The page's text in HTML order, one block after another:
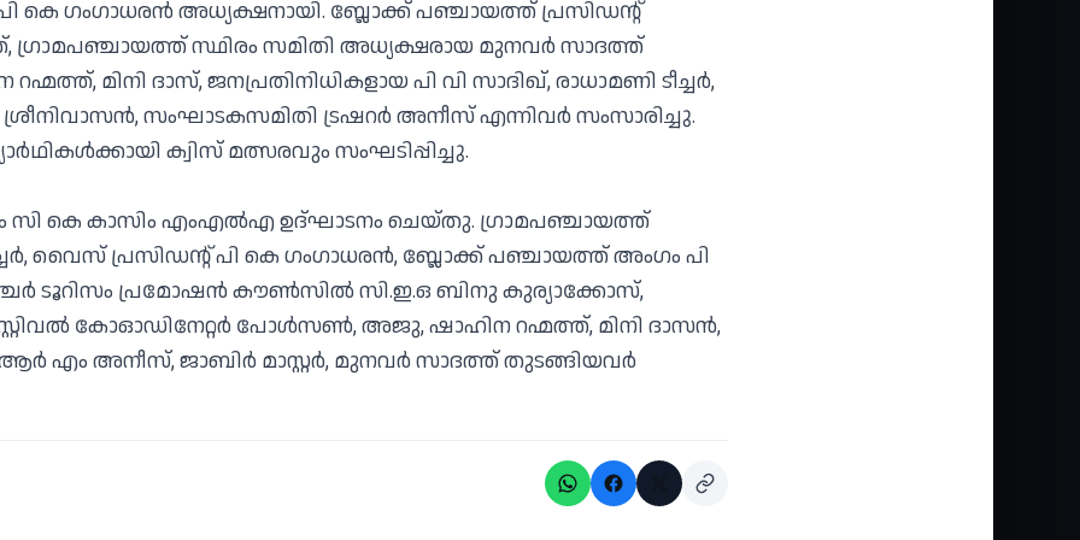
കെ ഗംഗാധരന്‍ അധ്യക്ഷനായി. ബ്ലോക്ക് പഞ്ചായത്ത് പ്രസിഡന്റ്
സ്ഥിരം സമിതി അധ്യക്ഷരായ മുനവർ സാദത്ത്
മിനി ദാസ്, ജനപ്രതിനിധികളായ പി വി സാദിഖ്, രാധാമണി ടീച്ചര്‍,
സംഘാടകസമിതി ട്രഷറര്‍ അനീസ് എന്നിവര്‍ സംസാരിച്ചു.
ക്വിസ് മത്സരവും സംഘടിപ്പിച്ചു.
സി കെ കാസിം എംഎൽഎ ഉദ്ഘാടനം ചെയ്തു. ഗ്രാമപഞ്ചായത്ത്
വൈസ് പ്രസിഡന്റ് പി കെ ഗംഗാധരൻ, ബ്ലോക്ക് പഞ്ചായത്ത് അംഗം പി
ടൂറിസം പ്രമോഷൻ കൗൺസിൽ സി.ഇ.ഒ ബിനു കുര്യാക്കോസ്,
കോഓഡിനേറ്റർ പോൾസൺ, അജു, ഷാഹിന റഹ്മത്ത്, മിനി ദാസൻ,
എം അനീസ്, ജാബിർ മാസ്റ്റർ, മുനവർ സാദത്ത് തുടങ്ങിയവർ